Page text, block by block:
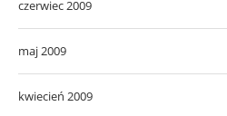
czerwiec 2009
maj 2009
kwiecień 2009